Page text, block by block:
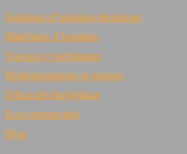
Solutions d’isolation thermique
Matériaux d’isolation
Travaux et techniques
Réglementations et normes
Efficacité énergétique
Eco-construction
Blog